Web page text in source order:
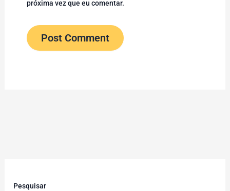
próxima vez que eu comentar.
Pesquisar